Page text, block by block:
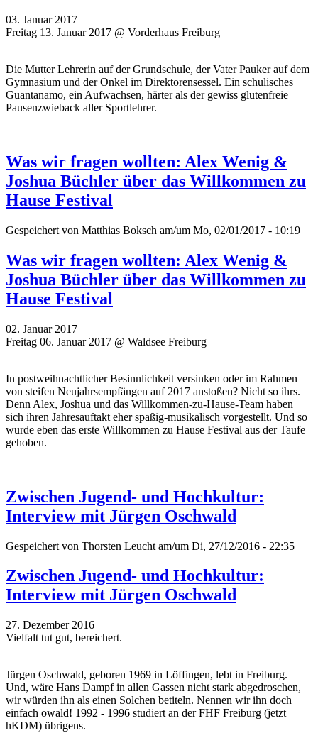
03. Januar 2017
Freitag 13. Januar 2017 @ Vorderhaus Freiburg
Die Mutter Lehrerin auf der Grundschule, der Vater Pauker auf dem
Gymnasium und der Onkel im Direktorensessel. Ein schulisches
Guantanamo, ein Aufwachsen, härter als der gewiss glutenfreie
Pausenzwieback aller Sportlehrer.
Was wir fragen wollten: Alex Wenig &
Joshua Büchler über das Willkommen zu
Hause Festival
Gespeichert von Matthias Boksch am/um Mo, 02/01/2017 - 10:19
Was wir fragen wollten: Alex Wenig &
Joshua Büchler über das Willkommen zu
Hause Festival
02. Januar 2017
Freitag 06. Januar 2017 @ Waldsee Freiburg
In postweihnachtlicher Besinnlichkeit versinken oder im Rahmen
von steifen Neujahrsempfängen auf 2017 anstoßen? Nicht so ihrs.
Denn Alex, Joshua und das Willkommen-zu-Hause-Team haben
sich ihren Jahresauftakt eher spaßig-musikalisch vorgestellt. Und so
wurde eben das erste Willkommen zu Hause Festival aus der Taufe
gehoben.
Zwischen Jugend- und Hochkultur:
Interview mit Jürgen Oschwald
Gespeichert von Thorsten Leucht am/um Di, 27/12/2016 - 22:35
Zwischen Jugend- und Hochkultur:
Interview mit Jürgen Oschwald
27. Dezember 2016
Vielfalt tut gut, bereichert.
Jürgen Oschwald, geboren 1969 in Löffingen, lebt in Freiburg.
Und, wäre Hans Dampf in allen Gassen nicht stark abgedroschen,
wir würden ihn als einen Solchen betiteln. Nennen wir ihn doch
einfach owald! 1992 - 1996 studiert an der FHF Freiburg (jetzt
hKDM) übrigens.